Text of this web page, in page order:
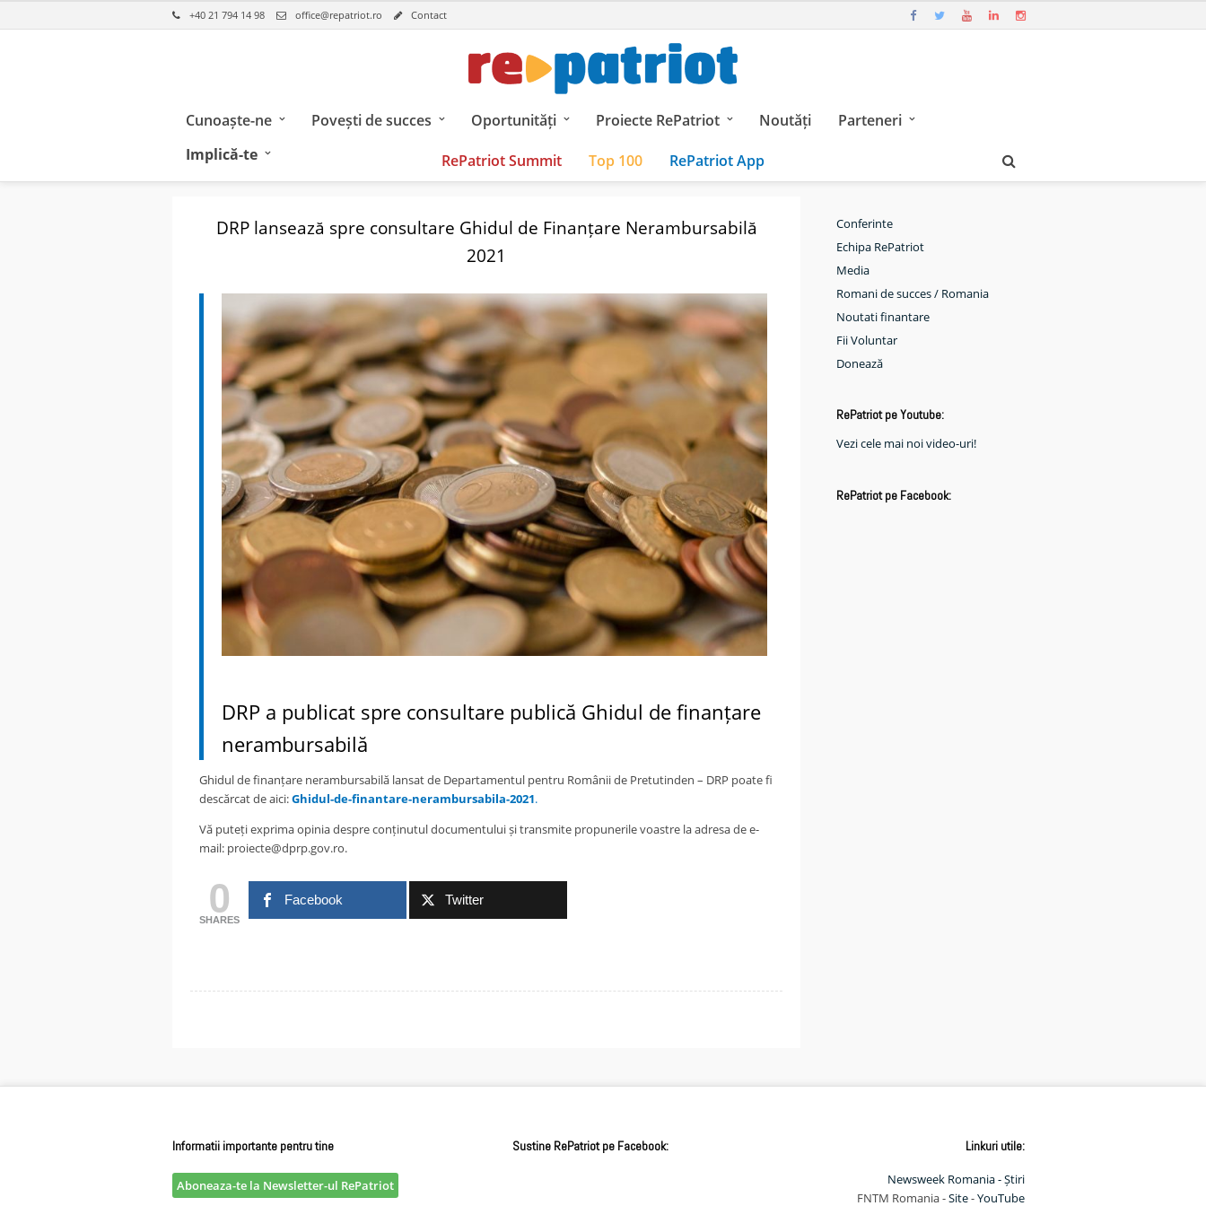
+40 21 794 14 98 office@repatriot.ro Contact
Cunoaște-ne Povești de succes Oportunități Proiecte RePatriot Noutăți
Parteneri
Implică-te
RePatriot Summit Top 100 RePatriot App
DRP lansează spre consultare Ghidul de Finanțare Nerambursabilă
2021
DRP a publicat spre consultare publică Ghidul de finanțare
nerambursabilă
Ghidul de finanțare nerambursabilă lansat de Departamentul pentru Românii de Pretutinden – DRP poate fi
descărcat de aici:Ghidul-de-finantare-nerambursabila-2021.
Vă puteți exprima opinia despre conținutul documentului și transmite propunerile voastre la adresa de e-
mail: proiecte@dprp.gov.ro.
0
SHARES
Facebook Twitter
Conferinte
Echipa RePatriot
Media
Romani de succes / Romania
Noutati finantare
Fii Voluntar
Donează
RePatriot pe Youtube:
Vezi cele mai noi video-uri!
RePatriot pe Facebook:
Informatii importante pentru tine
Aboneaza-te la Newsletter-ul RePatriot
Sustine RePatriot pe Facebook: Linkuri utile:
Newsweek Romania - Știri
FNTM Romania -Site-YouTube